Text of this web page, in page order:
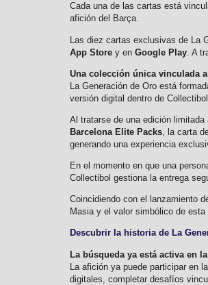
Cada una de las cartas está
afición del Barça.
Las diez cartas exclusivas de La
App Store y en Google Play . A
Una colección única vinculada
La Generación de Oro está
versión digital dentro de
Al tratarse de una edición
Barcelona Elite Packs , la carta
generando una experiencia
En el momento en que una
Collectibol gestiona la entrega
Coincidiendo con el lanzamiento
Masia y el valor simbólico de esta
Descubrir la historia de La
La búsqueda ya está activa en
La afición ya puede participar en
digitales, completar desafíos